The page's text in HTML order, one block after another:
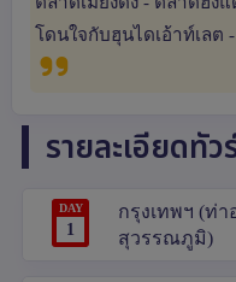
โดนใจกับฮุนไดเอ้าท์เลต
รายละเอียดทัว
DAY
1
กรุงเทพฯ (ท่
สุวรรณภูมิ)